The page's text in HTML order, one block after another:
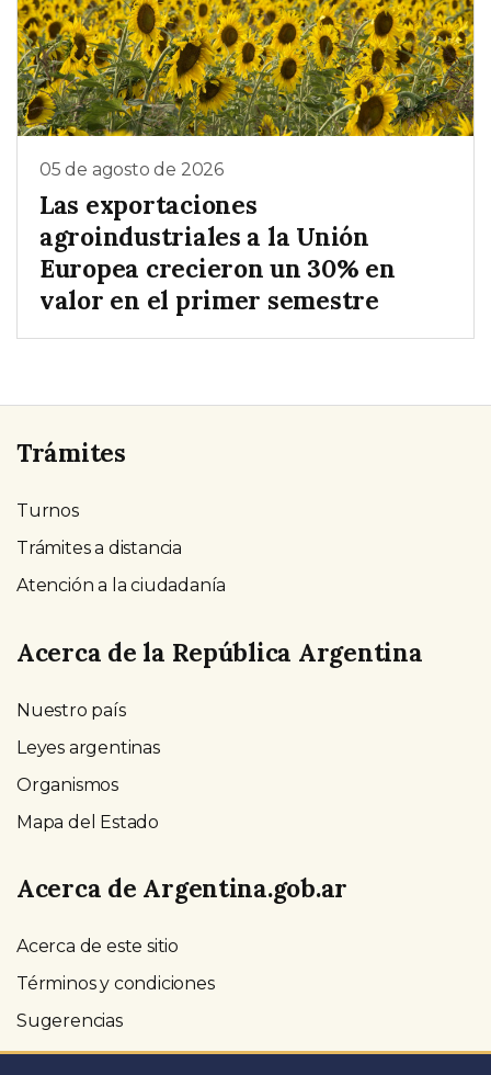
05 de agosto de 2026
Las exportaciones
agroindustriales a la Unión
Europea crecieron un 30% en
valor en el primer semestre
Trámites
Turnos
Trámites a distancia
Atención a la ciudadanía
Acerca de la República Argentina
Nuestro país
Leyes argentinas
Organismos
Mapa del Estado
Acerca de Argentina.gob.ar
Acerca de este sitio
Términos y condiciones
Sugerencias